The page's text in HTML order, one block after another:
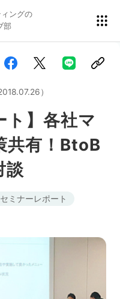
ングの
部
BtoBマーケティング
ディスプレイ広告
広告クリエイティブ
ト】各社マ
共有！BtoB
談
）
セミナーレポート